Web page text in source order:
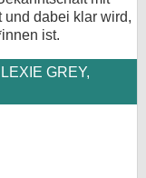
und dabei klar wird,
ist.
GREY,